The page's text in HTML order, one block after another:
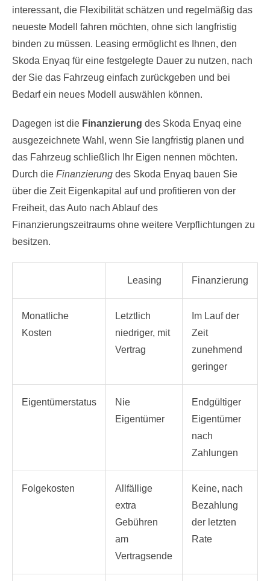
interessant, die Flexibilität schätzen und regelmäßig das
neueste Modell fahren möchten, ohne sich langfristig
binden zu müssen. Leasing ermöglicht es Ihnen, den
Skoda Enyaq für eine festgelegte Dauer zu nutzen, nach
der Sie das Fahrzeug einfach zurückgeben und bei
Bedarf ein neues Modell auswählen können.
Dagegen ist die Finanzierung des Skoda Enyaq eine
ausgezeichnete Wahl, wenn Sie langfristig planen und
das Fahrzeug schließlich Ihr Eigen nennen möchten.
Durch die Finanzierung des Skoda Enyaq bauen Sie
über die Zeit Eigenkapital auf und profitieren von der
Freiheit, das Auto nach Ablauf des
Finanzierungszeitraums ohne weitere Verpflichtungen zu
besitzen.
Leasing Finanzierung
Monatliche
Kosten
Letztlich
niedriger, mit
Vertrag
Im Lauf der
Zeit
zunehmend
geringer
Eigentümerstatus
Nie
Eigentümer
Endgültiger
Eigentümer
nach
Zahlungen
Folgekosten
Allfällige
extra
Gebühren
am
Vertragsende
Keine, nach
Bezahlung
der letzten
Rate